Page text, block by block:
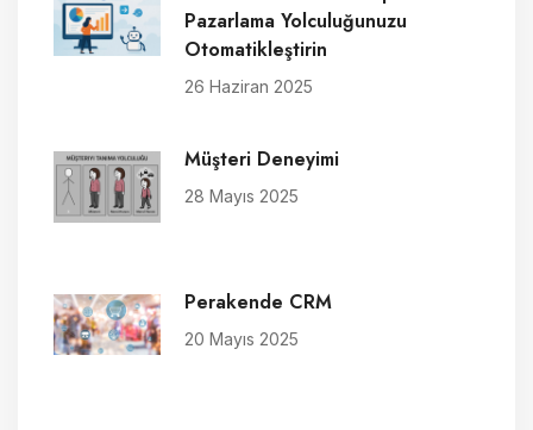
Pazarlama Yolculuğunuzu
Otomatikleştirin
26 Haziran 2025
Müşteri Deneyimi
28 Mayıs 2025
Perakende CRM
20 Mayıs 2025